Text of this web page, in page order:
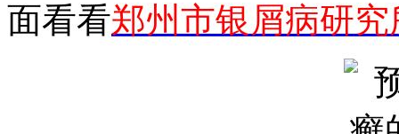
面看看郑州市银屑病研究